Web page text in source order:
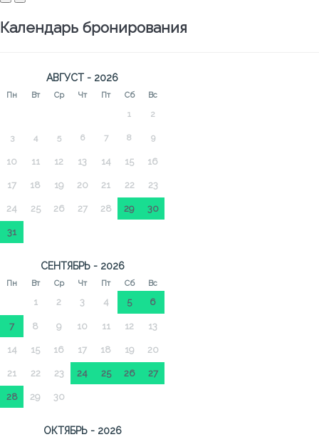
Календарь бронирования
АВГУСТ - 2026
Пн Вт Ср Чт Пт Сб Вс
1 2
3 4 5 6 7 8 9
10 11 12 13 14 15 16
17 18 19 20 21 22 23
24 25 26 27 28 29 30
31
СЕНТЯБРЬ - 2026
Пн Вт Ср Чт Пт Сб Вс
1 2 3 4 5 6
7 8 9 10 11 12 13
14 15 16 17 18 19 20
21 22 23 24 25 26 27
28 29 30
ОКТЯБРЬ - 2026